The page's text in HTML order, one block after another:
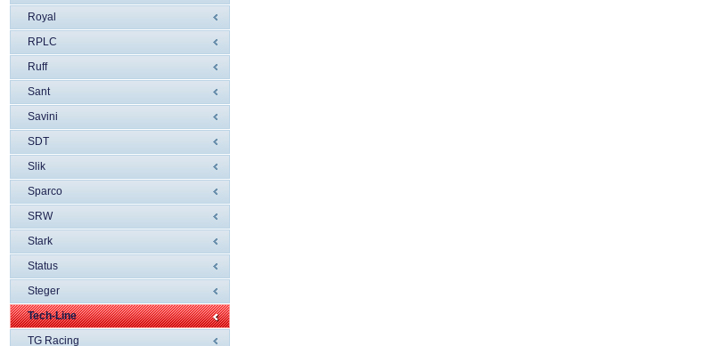
Royal
RPLC
Ruff
Sant
Savini
SDT
Slik
Sparco
SRW
Stark
Status
Steger
Tech-Line
TG Racing